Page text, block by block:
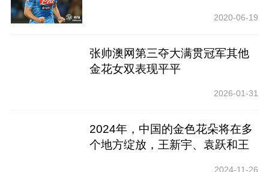
2020-06-19
张帅澳网第三夺大满贯冠军其他
金花女双表现平平
2026-01-31
2024年，中国的金色花朵将在多
个地方绽放，王新宇、袁跃和王
2024-11-26